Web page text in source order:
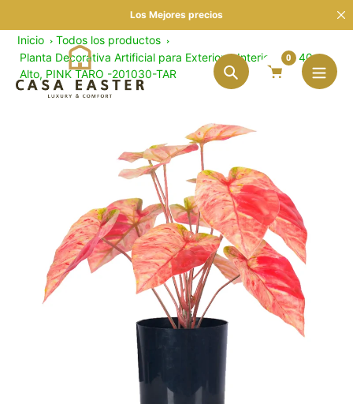
al
contenido
Los Mejores precios
Búsqueda
0
Inicio
Todos los productos
Planta Decorativa Artificial para Exterior y Interior con 40cm
Alto, PINK TARO -201030-TAR